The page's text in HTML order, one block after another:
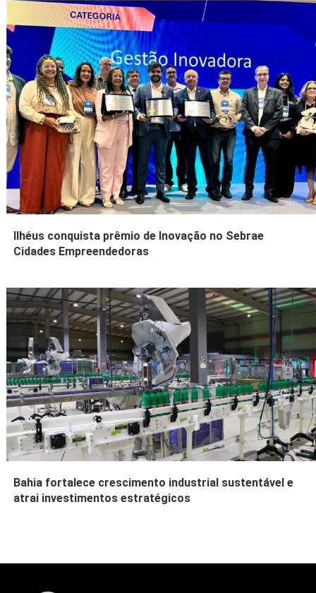
Ilhéus conquista prêmio de Inovação no Sebrae
Cidades Empreendedoras
Bahia fortalece crescimento industrial sustentável e
atrai investimentos estratégicos